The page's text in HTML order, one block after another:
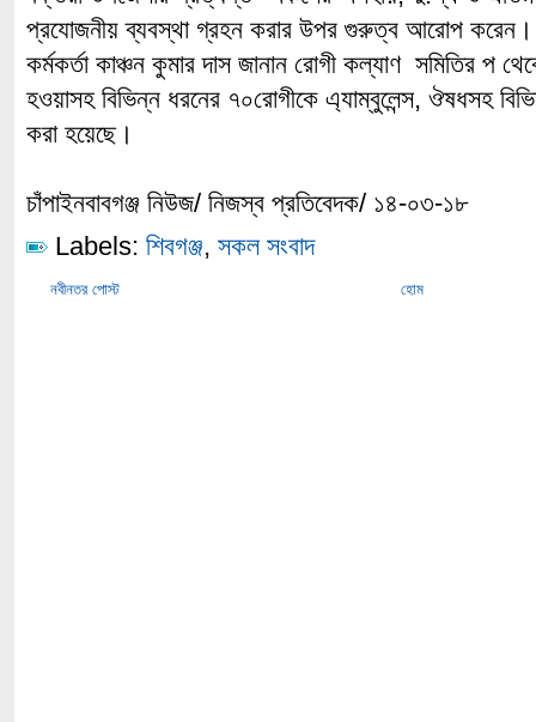
প্রযোজনীয় ব্যবস্থা গ্রহন করার উপর গুরুত্ব আরোপ করেন।
কর্মকর্তা কাঞ্চন কুমার দাস জানান রোগী কল্যাণ সমিতির প
হওয়াসহ বিভিন্ন ধরনের ৭০রোগীকে এ্যাম্বুলেন্স, ঔষধসহ
করা হয়েছে।
চাঁপাইনবাবগঞ্জ নিউজ/ নিজস্ব প্রতিবেদক/ ১৪-০৩-১৮
Labels: শিবগঞ্জ, সকল সংবাদ
নবীনতর পোস্ট হোম